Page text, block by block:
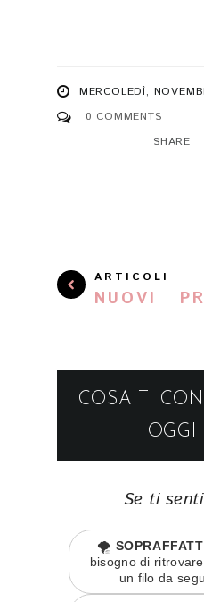
MERCOLEDÌ,
0 COMMENTS
SHARE
ARTICOLI
NUOVI
COSA TI
OGGI
Se ti
🌪️
bisogno di
un filo da